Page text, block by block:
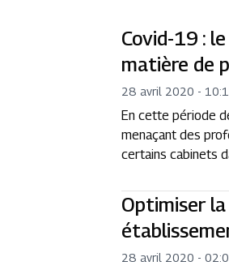
Covid-19 :
matière de
28 avril 2020 -
En cette période
menaçant des
certains cabinets
Optimiser
28 avril 2020 -